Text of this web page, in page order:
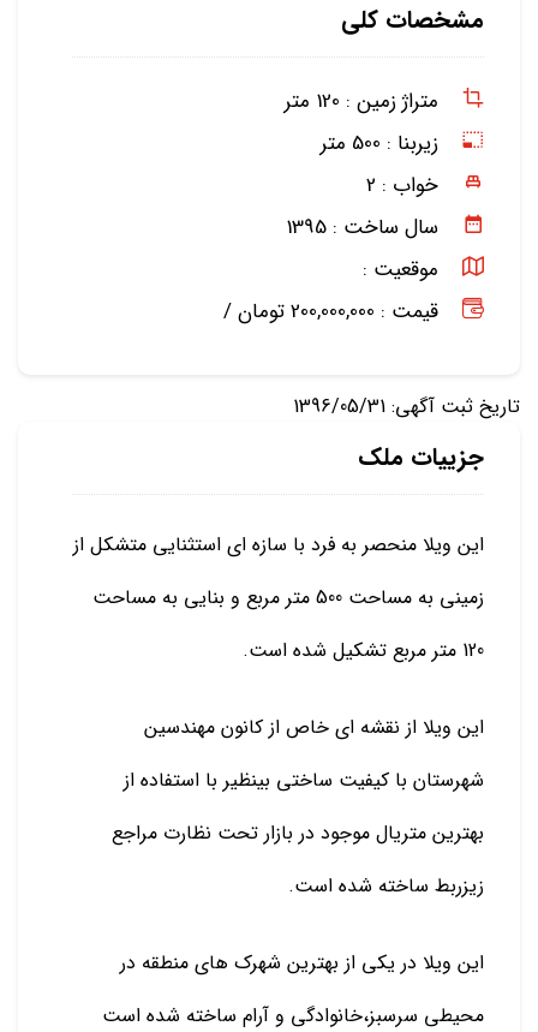
مشخصات کلی
متراژ زمین : 120 متر
زیربنا : 500 متر
خواب : 2
سال ساخت : 1395
موقعیت :
قیمت : 200,000,000 تومان /
تاریخ ثبت آگهی: 1396/05/31
جزییات ملک
این ویلا منحصر به فرد با سازه ای استثنایی متشکل از
زمینی به مساحت 500 متر مربع و بنایی به مساحت
120 متر مربع تشکیل شده است.
این ویلا از نقشه ای خاص از کانون مهندسین
شهرستان با کیفیت ساختی بینظیر با استفاده از
بهترین متریال موجود در بازار تحت نظارت مراجع
زیزربط ساخته شده است.
این ویلا در یکی از بهترین شهرک های منطقه در
محیطی سرسبز،خانوادگی و آرام ساخته شده است